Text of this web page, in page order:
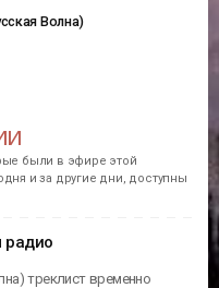
Волна)
были в эфире этой
и за другие дни, доступны
радио
треклист временно